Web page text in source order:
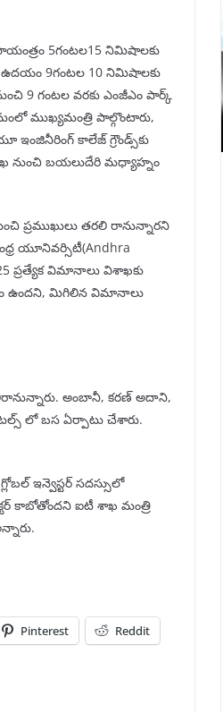
5గంటల15 నిమిషాలకు
ఉదయం 9గంటల 10 నిమిషాలకు
9 గంటల వరకు ఎంజీఎం పార్క్‌
ముఖ్యమంత్రి పాల్గొంటారు,
కాలేజ్‌ గ్రౌండ్స్‌కు
నుంచి బయలుదేరి మధ్యాహ్నం
ప్రముఖులు తరలి రానున్నారని
యూనివర్సిటీ(Andhra
25 ప్రత్యేక విమానాలు విశాఖకు
ఉందని, మిగిలిన విమానాలు
అంబానీ, కరణ్ అదాని,
లో బస ఏర్పాటు చేశారు.
ఇన్వెస్టర్ సదస్సులో
కాబోతోందని ఐటీ శాఖ మంత్రి
Pinterest Reddit